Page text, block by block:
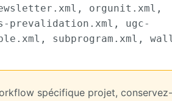
orgunit.xml,
prevalidation.xml, ugc-
subprogram.xml,
spécifique projet,